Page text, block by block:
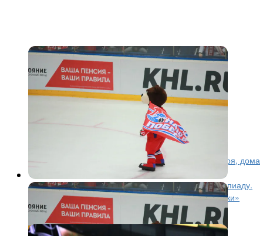
КХЛ9 лет назад
«Локомотив» одержал вторую
подряд «сухую» победу
Ярославский «Локомотив» в понедельник, 22 января, дома
принимал хабаровский «Амур». Данный матч стал
последним для ярославцев перед паузой на Олимпиаду.
Не позволив гостям, отличиться «железнодорожники»
трижды огорчили...